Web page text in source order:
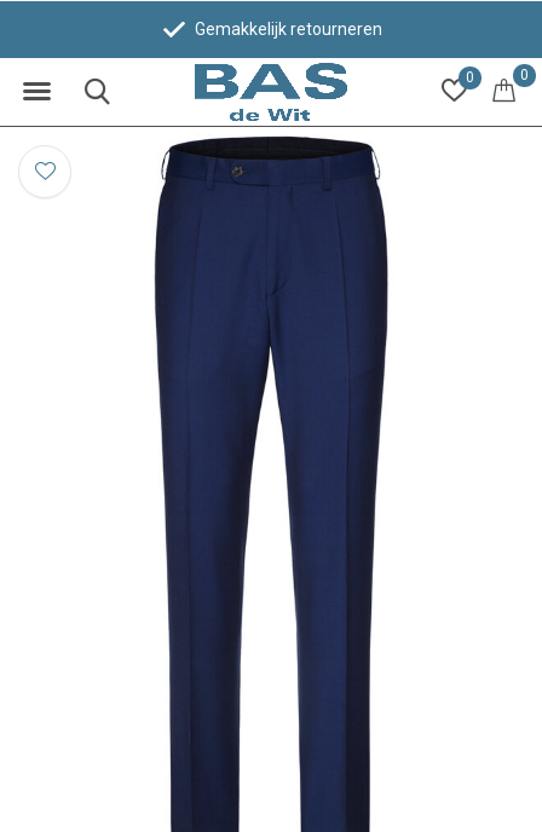
0 0
Gemakkelijk retourneren